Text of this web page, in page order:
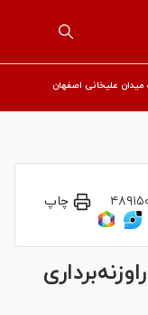
علیخانی اصفهان
چاپ